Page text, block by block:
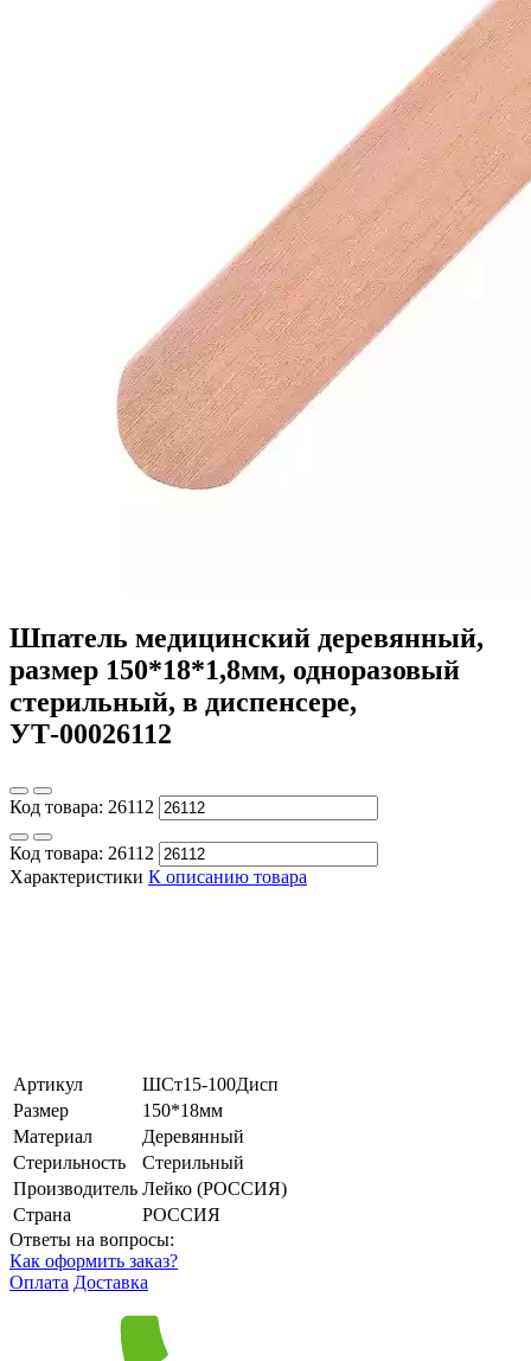
Шпатель медицинский деревянный,
размер 150*18*1,8мм, одноразовый
стерильный, в диспенсере,
УТ-00026112
Код товара: 26112
Код товара: 26112
Характеристики К описанию товара
Артикул
ШСт15-100Дисп
Размер
150*18мм
Материал
Деревянный
Стерильность
Стерильный
Производитель Лейко (РОССИЯ)
Страна
РОССИЯ
Ответы на вопросы:
Как оформить заказ?
Оплата Доставка